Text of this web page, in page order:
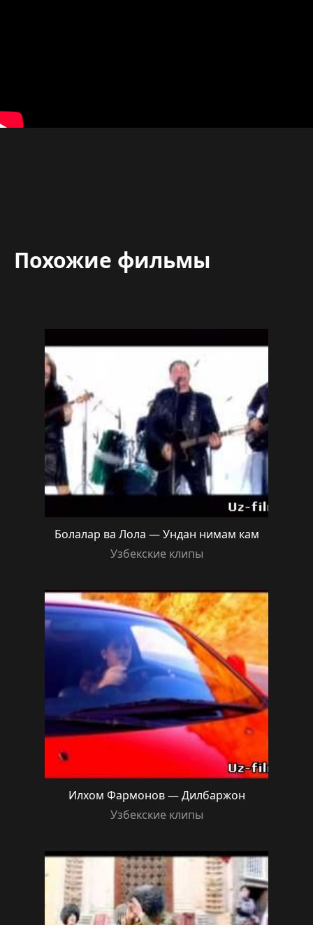
Похожие фильмы
Болалар ва Лола — Ундан нимам кам
Узбекские клипы
Илхом Фармонов — Дилбаржон
Узбекские клипы